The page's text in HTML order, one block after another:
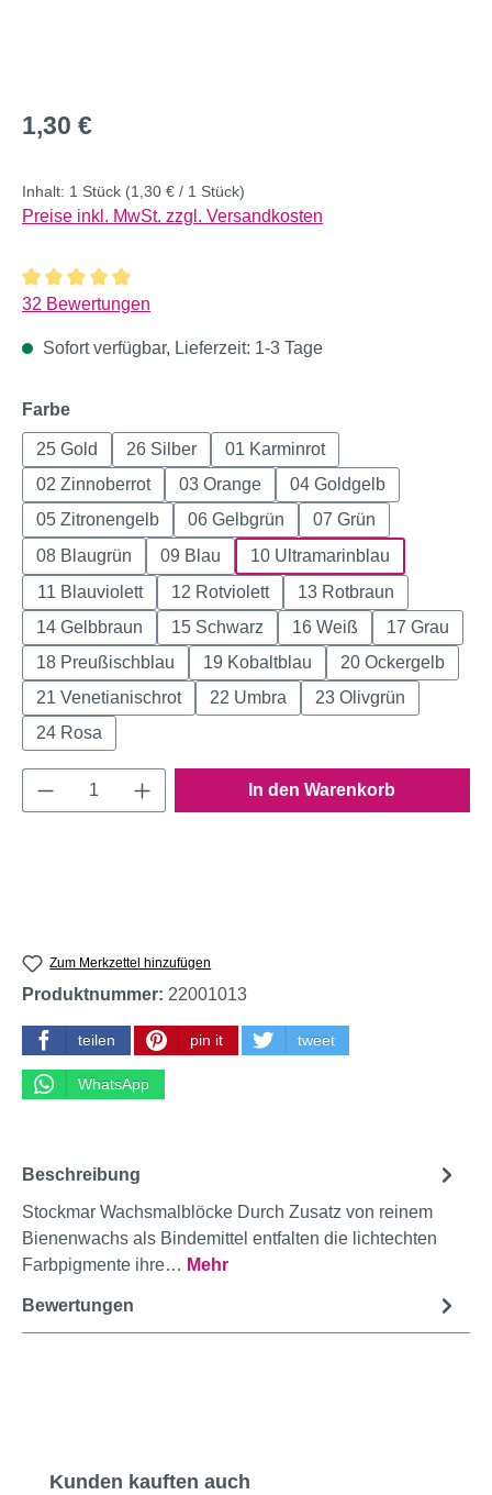
Regulärer Preis:
1,30 €
Inhalt: 1 Stück (1,30 € / 1 Stück)
Preise inkl. MwSt. zzgl. Versandkosten
Durchschnittliche Bewertung von 4.97 von 5 Sternen
32 Bewertungen
Sofort verfügbar, Lieferzeit: 1-3 Tage
Farbeauswählen
25 Gold 26 Silber
01 Karminrot
02 Zinnoberrot
03 Orange
04 Goldgelb
05 Zitronengelb
06 Gelbgrün
07 Grün
08 Blaugrün
09 Blau
10 Ultramarinblau
11 Blauviolett
12 Rotviolett
13 Rotbraun
14 Gelbbraun
15 Schwarz 16 Weiß
17 Grau
18 Preußischblau
19 Kobaltblau
20 Ockergelb
21 Venetianischrot
22 Umbra
23 Olivgrün
24 Rosa
Produkt Anzahl: Gib den gewünschten
In den Warenkorb
Zum Merkzettel hinzufügen
Produktnummer: 22001013
teilen pin it tweet
WhatsApp
Beschreibung
Stockmar Wachsmalblöcke Durch Zusatz von reinem
Bienenwachs als Bindemittel entfalten die lichtechten
Farbpigmente ihre… Mehr
Bewertungen
Produktgalerie überspringen
Kunden kauften auch